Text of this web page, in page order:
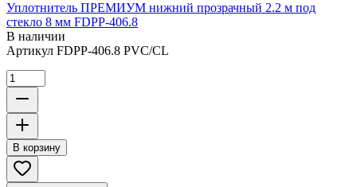
Уплотнитель ПРЕМИУМ нижний прозрачный 2.2 м под
стекло 8 мм FDPP-406.8
В наличии
Артикул FDPP-406.8 PVC/CL
В корзину